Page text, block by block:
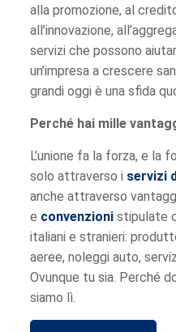
alla promozione, al
all’innovazione,
servizi che possono
un’impresa a crescere
grandi oggi è una sfida
Perché hai mille
L’unione fa la forza, e la
solo attraverso i servizi
anche attraverso
e convenzioni stipulate
italiani e stranieri:
aeree, noleggi auto,
Ovunque tu sia. Perché
siamo lì.